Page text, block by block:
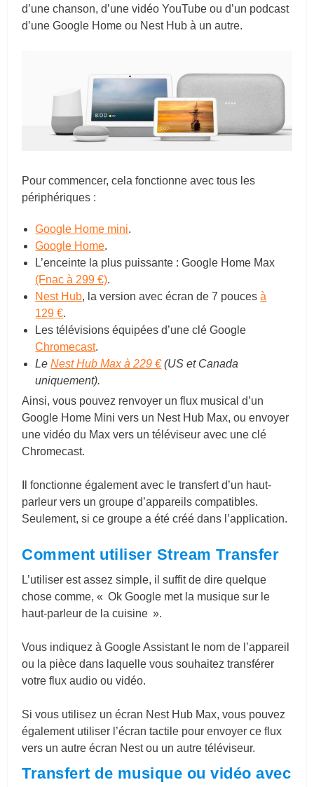
d’une chanson, d’une vidéo YouTube ou d’un podcast
d’une Google Home ou Nest Hub à un autre.
Pour commencer, cela fonctionne avec tous les
périphériques :
Google Home mini.
Google Home.
L’enceinte la plus puissante : Google Home Max
(Fnac à 299 €).
Nest Hub, la version avec écran de 7 poucesà
129 €.
Les télévisions équipées d’une clé Google
Chromecast.
LeNest Hub Max à 229 €(US et Canada
uniquement).
Ainsi, vous pouvez renvoyer un flux musical d’un
Google Home Mini vers un Nest Hub Max, ou envoyer
une vidéo du Max vers un téléviseur avec une clé
Chromecast.
Il fonctionne également avec le transfert d’un haut-
parleur vers un groupe d’appareils compatibles.
Seulement, si ce groupe a été créé dans l’application.
Comment utiliser Stream Transfer
L’utiliser est assez simple, il suffit de dire quelque
chose comme, « Ok Google met la musique sur le
haut-parleur de la cuisine ».
Vous indiquez à Google Assistant le nom de l’appareil
ou la pièce dans laquelle vous souhaitez transférer
votre flux audio ou vidéo.
Si vous utilisez un écran Nest Hub Max, vous pouvez
également utiliser l’écran tactile pour envoyer ce flux
vers un autre écran Nest ou un autre téléviseur.
Transfert de musique ou vidéo avec